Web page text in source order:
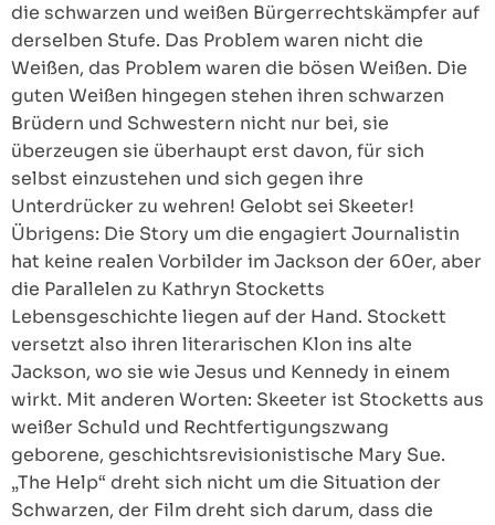
die schwarzen und weißen Bürgerrechtskämpfer auf
derselben Stufe. Das Problem waren nicht die
Weißen, das Problem waren die bösen Weißen. Die
guten Weißen hingegen stehen ihren schwarzen
Brüdern und Schwestern nicht nur bei, sie
überzeugen sie überhaupt erst davon, für sich
selbst einzustehen und sich gegen ihre
Unterdrücker zu wehren! Gelobt sei Skeeter!
Übrigens: Die Story um die engagiert Journalistin
hat keine realen Vorbilder im Jackson der 60er, aber
die Parallelen zu Kathryn Stocketts
Lebensgeschichte liegen auf der Hand. Stockett
versetzt also ihren literarischen Klon ins alte
Jackson, wo sie wie Jesus und Kennedy in einem
wirkt. Mit anderen Worten: Skeeter ist Stocketts aus
weißer Schuld und Rechtfertigungszwang
geborene, geschichtsrevisionistische Mary Sue.
„The Help“ dreht sich nicht um die Situation der
Schwarzen, der Film dreht sich darum, dass die